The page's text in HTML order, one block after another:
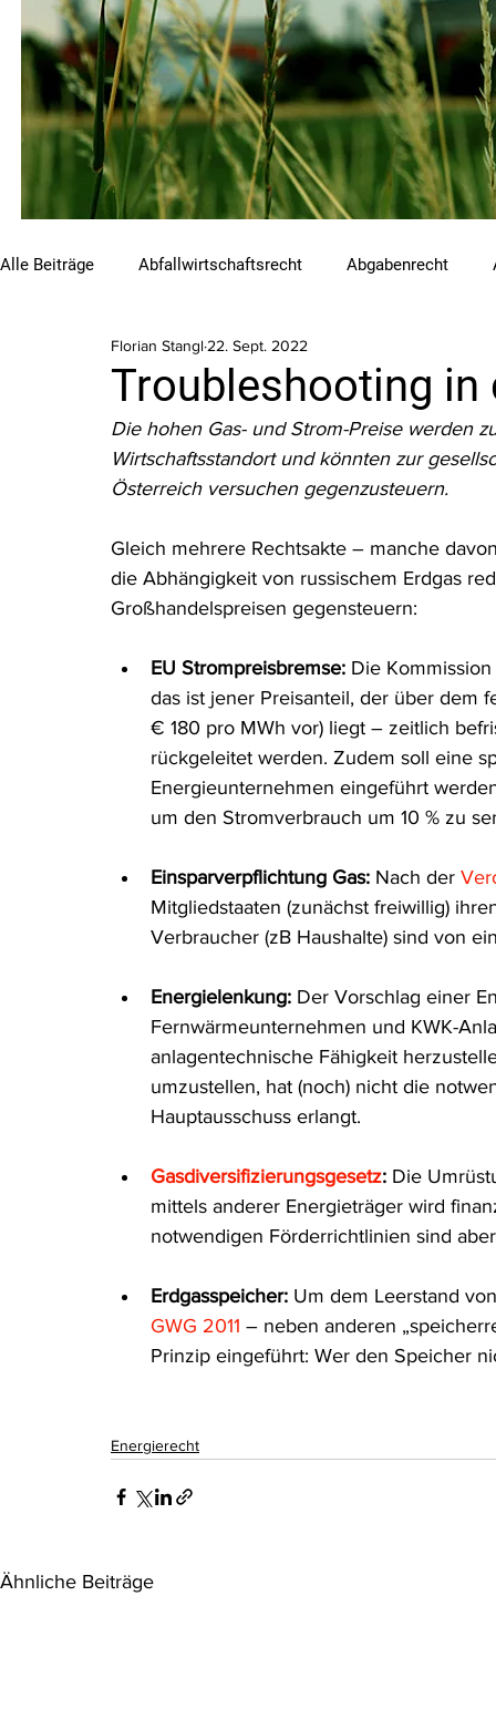
Alle Beiträge Abfallwirtschaftsrecht Abgabenrecht
Beihilfen und Förderungen Chemikalienrecht
Luftreinhalterecht Naturschutzrecht
Verfahrensrecht Vergaberecht Verkehr- und
RDU Umwelt-Ausgabe Erdgas
Troubleshooting in
Florian Stangl 22. Sept. 2022
Die hohen Gas- und Strom-Preise werden
Wirtschaftsstandort und könnten zur
Österreich versuchen gegenzusteuern.
Gleich mehrere Rechtsakte – manche
die Abhängigkeit von russischem Erdgas
Großhandelspreisen gegensteuern:
EU Strompreisbremse: Die Kommission
das ist jener Preisanteil, der über dem
€ 180 pro MWh vor) liegt – zeitlich
rückgeleitet werden. Zudem soll eine
Energieunternehmen eingeführt
um den Stromverbrauch um 10 % zu
Einsparverpflichtung Gas: Nach der
Mitgliedstaaten (zunächst freiwillig)
Verbraucher (zB Haushalte) sind von
Energielenkung: Der Vorschlag einer
Fernwärmeunternehmen und KWK-
anlagentechnische Fähigkeit
umzustellen, hat (noch) nicht die
Hauptausschuss erlangt.
Gasdiversifizierungsgesetz: Die
mittels anderer Energieträger wird
notwendigen Förderrichtlinien sind
Erdgasspeicher: Um dem Leerstand
GWG 2011 – neben anderen
Prinzip eingeführt: Wer den Speicher
Energierecht
Ähnliche Beiträge